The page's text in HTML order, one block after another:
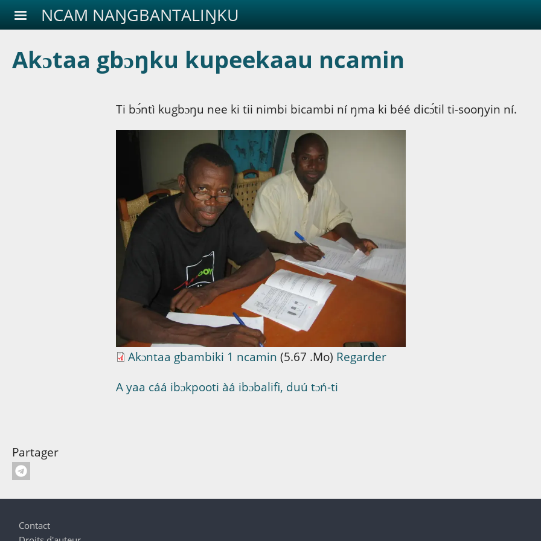
Aller au contenu principal
NCAM NAŊGBANTALIŊKU
Akɔtaa gbɔŋku kupeekaau ncamin
Ti bɔ́ntì kugbɔŋu nee ki tii nimbi bicambi ní ŋma ki béé dicɔ́til ti-sooŋyin ní.
Akɔntaa gbambiki 1 ncamin (5.67 .Mo) Regarder
A yaa cáá ibɔkpooti àá ibɔbalifi, duú tɔń-ti
Partager
Pied de page
Contact